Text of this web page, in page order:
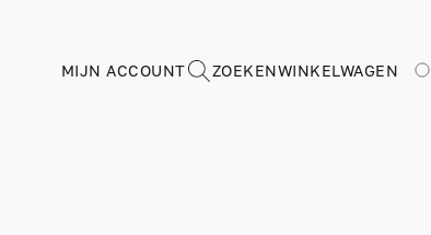
MIJN ACCOUNT ZOEKENWINKELWAGEN